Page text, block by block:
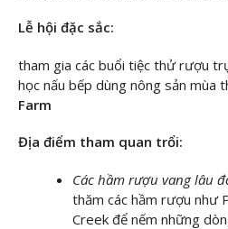
Lễ hội đặc sắc:
tham gia các buổi tiệc thử rượu
học nấu bếp dùng nông sản mùa
Farm
Địa điểm tham quan trổi:
Các hầm rượu vang lâu
thăm các hầm rượu như
Creek để nếm những